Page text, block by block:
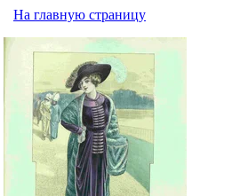
На главную страницу